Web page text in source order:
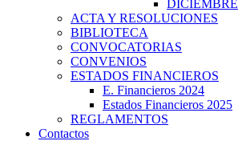
DICIEMBRE
ACTA Y RESOLUCIONES
BIBLIOTECA
CONVOCATORIAS
CONVENIOS
ESTADOS FINANCIEROS
E. Financieros 2024
Estados Financieros 2025
REGLAMENTOS
Contactos